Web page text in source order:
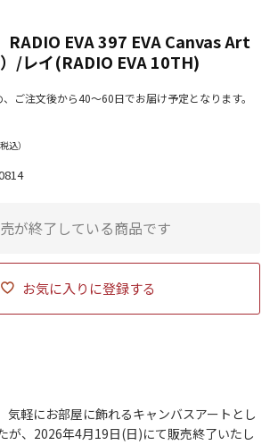
RADIO EVA 397 EVA Canvas Art
/レイ(RADIO EVA 10TH)
、ご注文後から40～60日でお届け予定となります。
お気に入りに登録する
が終了している商品です
気軽にお部屋に飾れるキャンバスアートとし
が、2026年4月19日(日)にて販売終了いたし